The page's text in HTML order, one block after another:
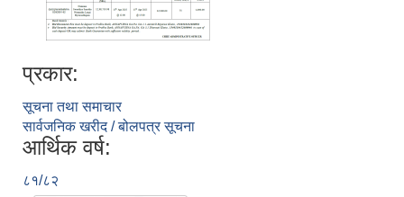
प्रकार:
सूचना तथा समाचार
सार्वजनिक खरीद / बोलपत्र सूचना
आर्थिक वर्ष:
८१/८२